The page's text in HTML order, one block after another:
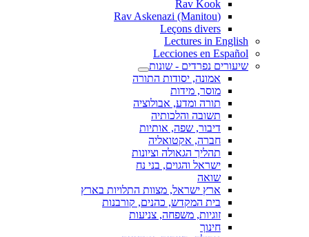
Rav Kook
(Rav Askenazi (Manitou
Leçons divers
Lectures in English
Lecciones en Español
שיעורים נפרדים - שונות
אמונה, יסודות התורה
מוסר, מידות
תורה ומדע, אבולוציה
תשובה והלכותיה
דיבור, שפה, אותיות
חברה, אקטואליה
תהליך הגאולה וציונות
ישראל והגוים, בני נח
שואה
ארץ ישראל, מצוות התלויות בארץ
בית המקדש, כהנים, קורבנות
זוגיות, משפחה, צניעות
חינוך